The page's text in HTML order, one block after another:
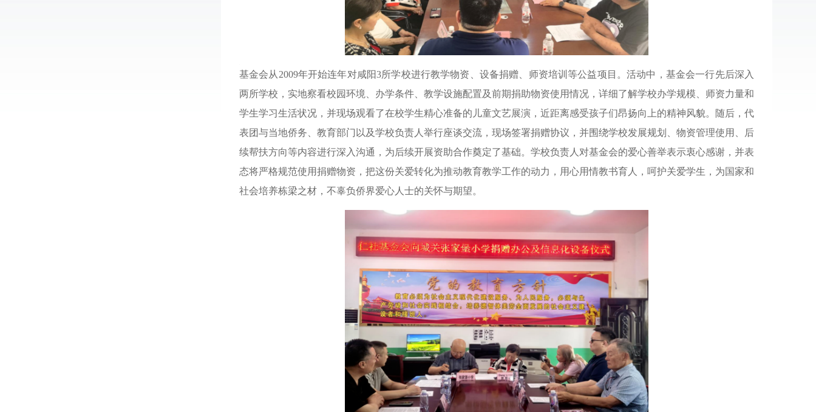
基金会从2009年开始连年对咸阳3所学校进行教学物资、设备捐赠、师资培训等公益项目。活动中，基金会一行先后深入
两所学校，实地察看校园环境、办学条件、教学设施配置及前期捐助物资使用情况，详细了解学校办学规模、师资力量和
学生学习生活状况，并现场观看了在校学生精心准备的儿童文艺展演，近距离感受孩子们昂扬向上的精神风貌。随后，代
表团与当地侨务、教育部门以及学校负责人举行座谈交流，现场签署捐赠协议，并围绕学校发展规划、物资管理使用、后
续帮扶方向等内容进行深入沟通，为后续开展资助合作奠定了基础。学校负责人对基金会的爱心善举表示衷心感谢，并表
态将严格规范使用捐赠物资，把这份关爱转化为推动教育教学工作的动力，用心用情教书育人，呵护关爱学生，为国家和
社会培养栋梁之材，不辜负侨界爱心人士的关怀与期望。